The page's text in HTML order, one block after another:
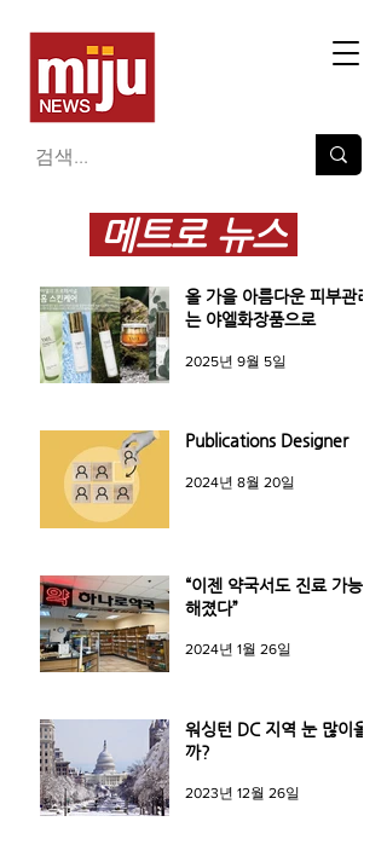
메트로 뉴스
올 가을 아름다운 피부관리
는 야엘화장품으로
2025년 9월 5일
Publications Designer
2024년 8월 20일
“이젠 약국서도 진료 가능
해졌다”
2024년 1월 26일
워싱턴 DC 지역 눈 많이올
까?
2023년 12월 26일